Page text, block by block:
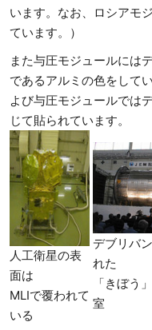
います。なお、ロシアモ
ています。）
また与圧モジュールには
であるアルミの色をして
よび与圧モジュールでは
じて貼られています。
人工衛星の表
面は
MLIで覆われて
いる
デブリバ
れた
「きぼう
室